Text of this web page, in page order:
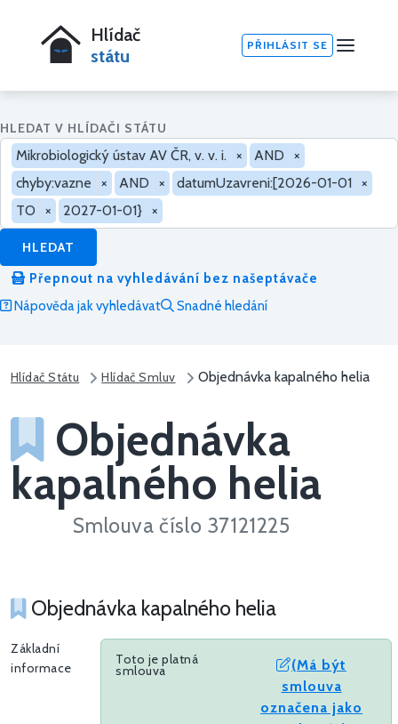
Hlídač
státu
PŘIHLÁSIT SE
HLEDAT V HLÍDAČI STÁTU
Mikrobiologický ústav AV ČR, v. v. i. × AND
×
chyby:vazne
× AND × datumUzavreni:[2026-01-01 ×
TO
× 2027-01-01} ×
HLEDAT
Přepnout na vyhledávání bez našeptávače
Nápověda jak vyhledávat
Snadné hledání
Hlídač Státu Hlídač Smluv Objednávka kapalného helia
Objednávka
kapalného helia
Smlouva číslo 37121225
Objednávka kapalného helia
Základní
informace
Toto je platná
smlouva
(Má být
smlouva
označena jako